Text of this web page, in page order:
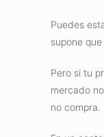
Puedes
supone
Pero si tu
mercado
no compra.